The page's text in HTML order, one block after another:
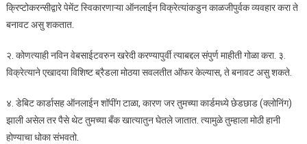
क्रिप्टोकरन्सीद्वारे पेमेंट स्विकारणाऱ्या ऑनलाईन विक्रेत्यांकडुन काळजीपुर्वक व्यवहार करा ते
बनावट असु शकतात.
२. कोणत्याही नविन वेबसाईटवरुन खरेदी करण्यापुर्वी त्याबद्दल संपुर्ण माहीती गोळा करा. ३.
विक्रेत्याने एखादया विशिष्ट ब्रैडला मोठया सवलतीत ऑफर केल्यास, ते बनावट असु शकते.
४. डेबिट कार्डासह ऑनलाईन शॉपींग टाळा, कारण जर तुमच्या कार्डमध्ये छेडछाड (क्लोनिंग)
झाली असेल तर पैसे थेट तुमच्या बँक खात्यातुन घेतले जातात. त्यामुळे तुम्हाला मोठी हानी
होण्याचा धोका संभवतो.